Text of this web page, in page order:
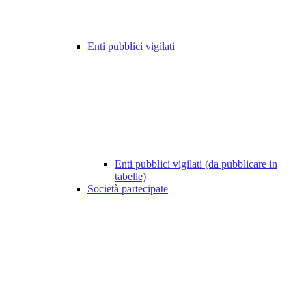
Enti pubblici vigilati
Enti pubblici vigilati (da pubblicare in
tabelle)
Società partecipate